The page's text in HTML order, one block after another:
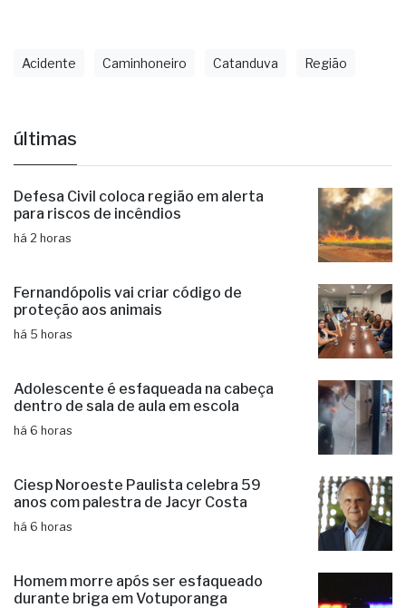
Acidente Caminhoneiro Catanduva Região
últimas
Defesa Civil coloca região em alerta
para riscos de incêndios
há 2 horas
Fernandópolis vai criar código de
proteção aos animais
há 5 horas
Adolescente é esfaqueada na cabeça
dentro de sala de aula em escola
há 6 horas
Ciesp Noroeste Paulista celebra 59
anos com palestra de Jacyr Costa
há 6 horas
Homem morre após ser esfaqueado
durante briga em Votuporanga